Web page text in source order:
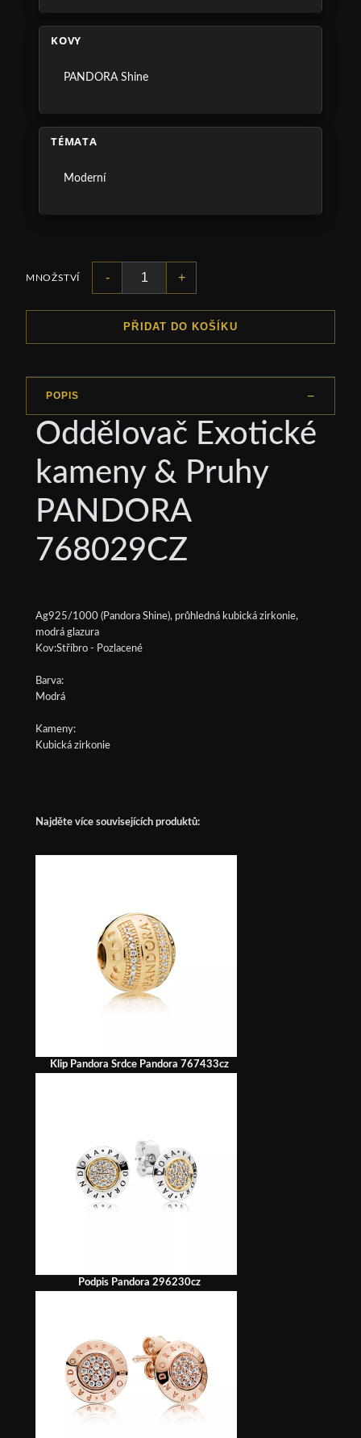
KOVY
PANDORA Shine
TÉMATA
Moderní
MNOŽSTVÍ - +
PŘIDAT DO KOŠÍKU
POPIS
Oddělovač Exotické
kameny & Pruhy
PANDORA
768029CZ
Ag925/1000 (Pandora Shine), průhledná kubická zirkonie,
modrá glazura
Kov:Stříbro - Pozlacené
Barva:
Modrá
Kameny:
Kubická zirkonie
Najděte více souvisejících produktů:
Klip Pandora Srdce Pandora 767433cz
Podpis Pandora 296230cz